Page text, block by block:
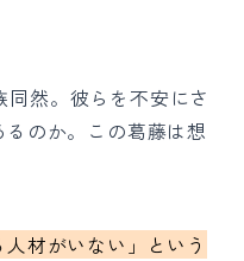
然。彼らを不安にさ
のか。この葛藤は想
人材がいない」という